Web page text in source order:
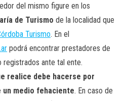
del mismo figure en los
de Turismo de la localidad que
Turismo. En el
podrá encontrar prestadores de
ante tal ente.
realice debe hacerse por
medio fehaciente. En caso de